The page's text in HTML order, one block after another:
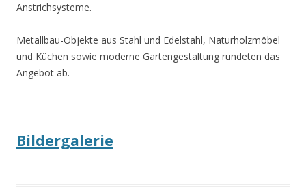
Anstrichsysteme.
Metallbau-Objekte aus Stahl und Edelstahl, Naturholzmöbel
und Küchen sowie moderne Gartengestaltung rundeten das
Angebot ab.
Bildergalerie